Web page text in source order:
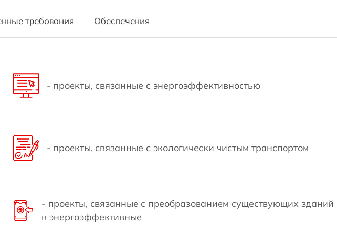
требования Обеспечения
- проекты, связанные с энергоэффективностью
- проекты, связанные с экологически чистым транспортом
- проекты, связанные с преобразованием существующих зданий
в энергоэффективные